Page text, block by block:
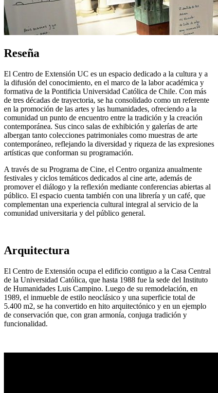
Reseña
El Centro de Extensión UC es un espacio dedicado a la cultura y a
la difusión del conocimiento, en el marco de la labor académica y
formativa de la Pontificia Universidad Católica de Chile. Con más
de tres décadas de trayectoria, se ha consolidado como un referente
en la promoción de las artes y las humanidades, ofreciendo a la
comunidad un punto de encuentro entre la tradición y la creación
contemporánea. Sus cinco salas de exhibición y galerías de arte
albergan tanto colecciones patrimoniales como muestras de arte
contemporáneo, reflejando la diversidad y riqueza de las expresiones
artísticas que conforman su programación.
A través de su Programa de Cine, el Centro organiza anualmente
festivales y ciclos temáticos dedicados al cine arte, además de
promover el diálogo y la reflexión mediante conferencias abiertas al
público. El espacio cuenta también con una librería y un café, que
complementan una experiencia cultural integral al servicio de la
comunidad universitaria y del público general.
Arquitectura
El Centro de Extensión ocupa el edificio contiguo a la Casa Central
de la Universidad Católica, que hasta 1988 fue la sede del Instituto
de Humanidades Luis Campino. Luego de su remodelación, en
1989, el inmueble de estilo neoclásico y una superficie total de
5.400 m2, se ha convertido en hito arquitectónico y en un ejemplo
de conservación que, con gran armonía, conjuga tradición y
funcionalidad.